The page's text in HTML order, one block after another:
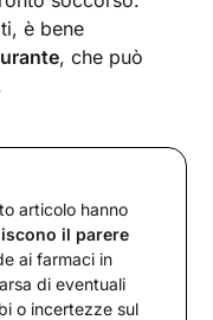
è bene
, che può
articolo hanno
il parere
ai farmaci in
di eventuali
o incertezze sul